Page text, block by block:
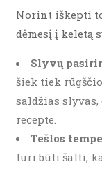
Norint iškepti
dėmesį į keletą
Slyvų
šiek tiek
saldžias
recepte.
Tešlos
turi būti šalti,